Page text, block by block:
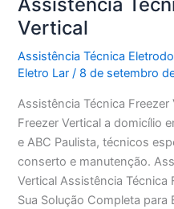
Vertical
Assistência Técnica
Eletro Lar/ 8 de setembro
Assistência Técnica
Freezer Vertical a domicílio
e ABC Paulista, técnicos
conserto e manutenção.
Vertical Assistência Técnica
Sua Solução Completa